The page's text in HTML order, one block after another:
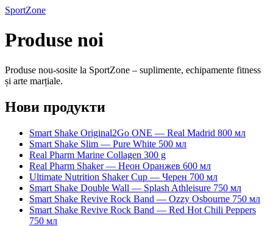
SportZone
Produse noi
Produse nou-sosite la SportZone – suplimente, echipamente fitness
și arte marțiale.
Нови продукти
Smart Shake Original2Go ONE — Real Madrid 800 мл
Smart Shake Slim — Pure White 500 мл
Real Pharm Marine Collagen 300 g
Real Pharm Shaker — Неон Оранжев 600 мл
Ultimate Nutrition Shaker Cup — Черен 700 мл
Smart Shake Double Wall — Splash Athleisure 750 мл
Smart Shake Revive Rock Band — Ozzy Osbourne 750 мл
Smart Shake Revive Rock Band — Red Hot Chili Peppers
750 мл